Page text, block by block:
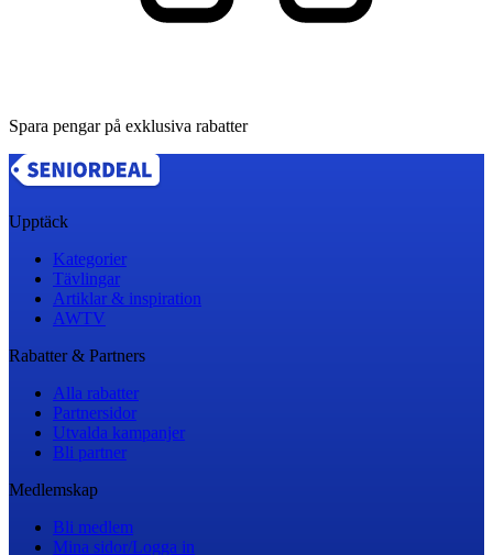
Spara pengar på exklusiva rabatter
Upptäck
Kategorier
Tävlingar
Artiklar & inspiration
AWTV
Rabatter & Partners
Alla rabatter
Partnersidor
Utvalda kampanjer
Bli partner
Medlemskap
Bli medlem
Mina sidor/Logga in